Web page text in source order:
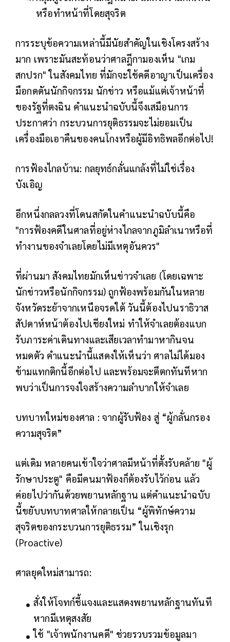
หรือทำหน้าที่โดยสุจริต
การระบุข้อความเหล่านี้มีนัยสำคัญในเชิงโครงสร้าง
มาก เพราะมันสะท้อนว่าศาลฎีกามองเห็น "เกม
สกปรก" ในสังคมไทย ที่มักจะใช้คดีอาญาเป็นเครื่อง
มือกดดันนักกิจกรรม นักข่าว หรือแม้แต่เจ้าหน้าที่
ของรัฐที่ตงฉิน คำแนะนำฉบับนี้จึงเสมือนการ
ประกาศว่า กระบวนการยุติธรรมจะไม่ยอมเป็น
เครื่องมือเอาคืนของคนโกงหรือผู้มีอิทธิพลอีกต่อไป!
การฟ้องไกลบ้าน: กลยุทธ์กลั่นแกล้งที่ไม่ใช่เรื่อง
บังเอิญ
อีกหนึ่งกลลวงที่โดนสกัดในคำแนะนำฉบับนี้คือ
"การฟ้องคดีในศาลที่อยู่ห่างไกลจากภูมิลำเนาหรือที่
ทำงานของจำเลยโดยไม่มีเหตุอันควร"
ที่ผ่านมา สังคมไทยมักเห็นข่าวจำเลย (โดยเฉพาะ
นักข่าวหรือนักกิจกรรม) ถูกฟ้องพร้อมกันในหลาย
จังหวัดระย้าจากเหนือจรดใต้ วันนี้ต้องไปนราธิวาส
สัปดาห์หน้าต้องไปเชียงใหม่ ทำให้จำเลยต้องแบก
รับภาระค่าเดินทางและเสียเวลาทำมาหากินจน
หมดตัว คำแนะนำนี้แสดงให้เห็นว่า ศาลไม่ได้มอง
ข้ามแทกติกนี้อีกต่อไป และพร้อมจะตีตกทันทีหาก
พบว่าเป็นการจงใจสร้างความลำบากให้จำเลย
บทบาทใหม่ของศาล : จากผู้รับฟ้อง สู่ “ผู้กลั่นกรอง
ความสุจริต”
แต่เดิม หลายคนเข้าใจว่าศาลมีหน้าที่ตั้งรับคล้าย "ผู้
รักษาประตู" คือมีคนมาฟ้องก็ต้องรับไว้ก่อน แล้ว
ค่อยไปว่ากันด้วยพยานหลักฐาน แต่คำแนะนำฉบับ
นี้ขยับบทบาทศาลให้กลายเป็น “ผู้พิทักษ์ความ
สุจริตของกระบวนการยุติธรรม” ในเชิงรุก
(Proactive)
ศาลยุคใหม่สามารถ:
สั่งให้โจทก์ชี้แจงและแสดงพยานหลักฐานทันที
หากมีเหตุสงสัย
ใช้ "เจ้าพนักงานคดี" ช่วยรวบรวมข้อมูลมา